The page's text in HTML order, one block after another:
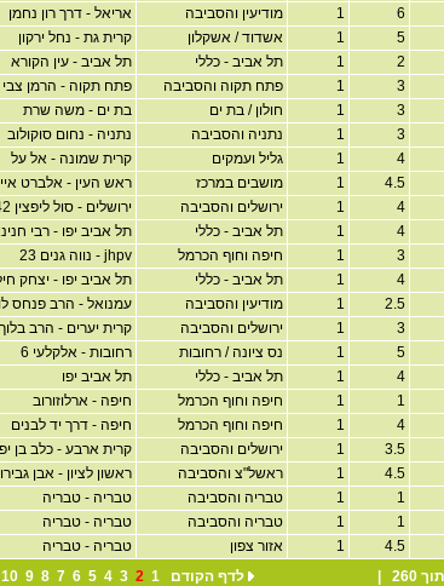
מודיעין והסביבה אריאל - דרך רון נחמן
אשדוד / אשקלון קרית גת - נחל ירקון
תל אביב - כללי תל אביב - עין הקורא
פתח תקוה והסביבה פתח תקוה - הרמן
חולון / בת ים בת ים - משה שרת
נתניה והסביבה נתניה - נחום סוקולוב
גליל ועמקים קרית שמונה - אל על
מושבים במרכז ראש העין - אלברט
ירושלים והסביבה ירושלים - סול ליפצין 42
תל אביב - כללי תל אביב יפו - רבי
חיפה וחוף הכרמל
תל אביב - כללי תל אביב יפו - יצחק
מודיעין והסביבה עמנואל - הרב פנחס
ירושלים והסביבה קרית יערים - הרב בלוך 62
נס ציונה / רחובות רחובות - אלקלעי 6
תל אביב - כללי תל אביב יפו
חיפה וחוף הכרמל חיפה - ארלוזורוב
חיפה וחוף הכרמל חיפה - דרך יד לבנים
ירושלים והסביבה קרית ארבע - כלב בן
ראשל"צ והסביבה ראשון לציון - אבן גבירול
טבריה והסביבה טבריה - טבריה
טבריה והסביבה טבריה - טבריה
אזור צפון טבריה - טבריה
לדף הקודם 1
2
3
4
5
6
7
8
9
10